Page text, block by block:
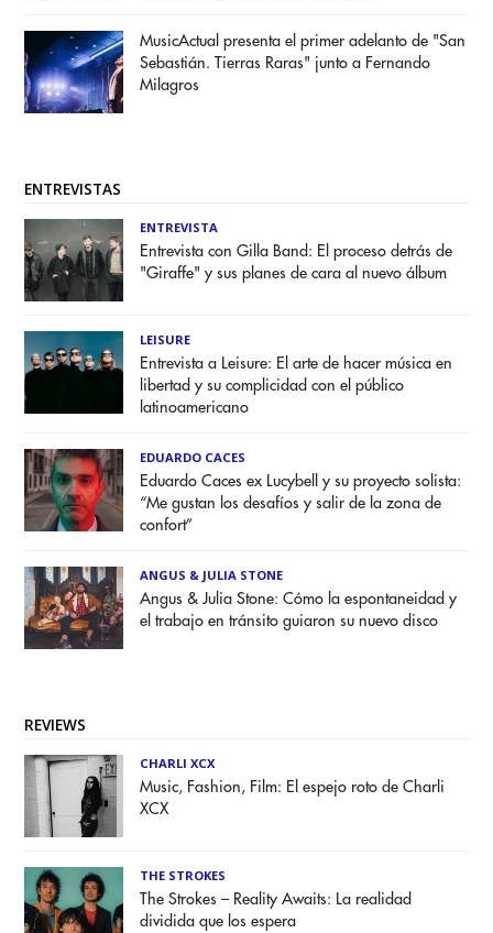
MusicActual presenta el primer adelanto de "San
Sebastián. Tierras Raras" junto a Fernando
Milagros
ENTREVISTAS
ENTREVISTA
Entrevista con Gilla Band: El proceso detrás de
"Giraffe" y sus planes de cara al nuevo álbum
LEISURE
Entrevista a Leisure: El arte de hacer música en
libertad y su complicidad con el público
latinoamericano
EDUARDO CACES
Eduardo Caces ex Lucybell y su proyecto solista:
“Me gustan los desafíos y salir de la zona de
confort”
ANGUS & JULIA STONE
Angus & Julia Stone: Cómo la espontaneidad y
el trabajo en tránsito guiaron su nuevo disco
REVIEWS
CHARLI XCX
Music, Fashion, Film: El espejo roto de Charli
XCX
THE STROKES
The Strokes – Reality Awaits: La realidad
dividida que los espera